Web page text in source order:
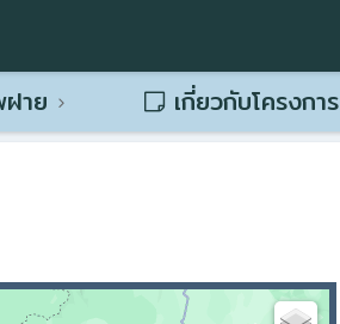
าย
เกี่ยวกับโครงการ